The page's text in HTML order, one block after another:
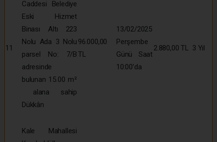
11
Caddesi Belediye
Eski Hizmet
Binası Altı 223
Nolu Ada 3 Nolu
parsel No: 7/B
adresinde
bulunan 15.00 m²
alana sahip
Dükkân
96.000,00
TL
13/02/2025
Perşembe
Günü Saat
10:00’da
2.880,00 TL 3 Yıl
Kale Mahallesi